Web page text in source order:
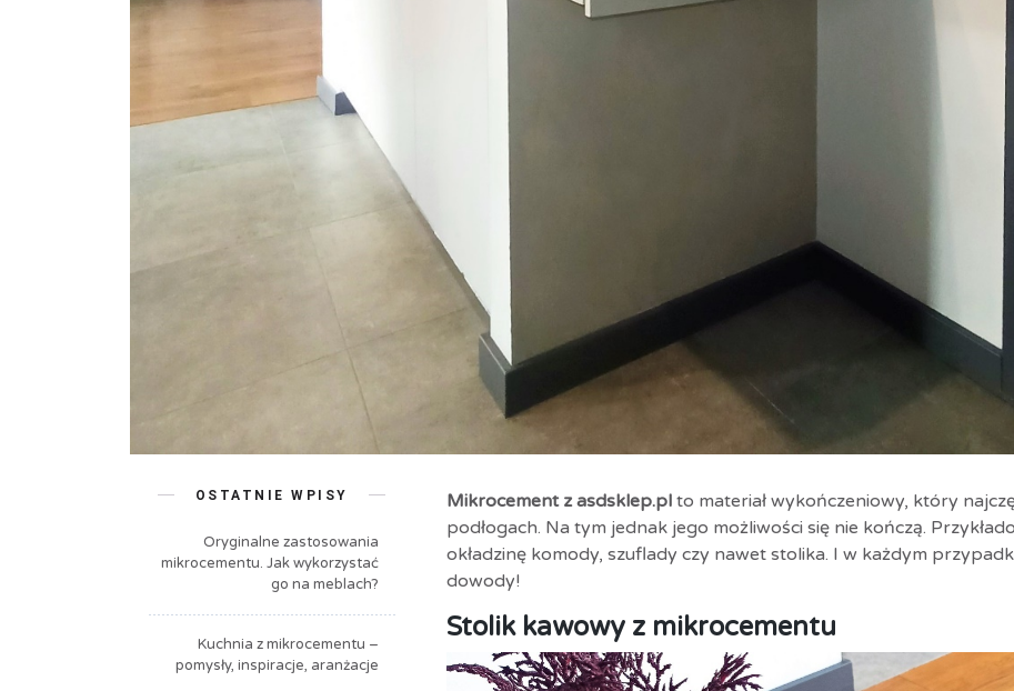
OSTATNIE WPISY
Oryginalne zastosowania
mikrocementu. Jak wykorzystać
go na meblach?
Kuchnia z mikrocementu –
pomysły, inspiracje, aranżacje
Mikrocement z asdsklep.pl to materiał wykończeniowy, który
podłogach. Na tym jednak jego możliwości się nie kończą.
okładzinę komody, szuflady czy nawet stolika. I w każdym
dowody!
Stolik kawowy z mikrocementu